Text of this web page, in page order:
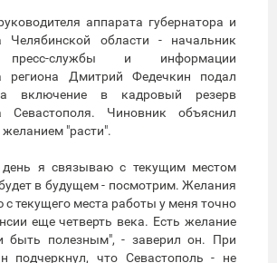
аппарата губернатора и
Челябинской области - начальник
пресс-службы и информации
региона Дмитрий Федечкин подал
включение в кадровый резерв
Севастополя. Чиновник объяснил
"расти".
день я связываю с текущим местом
в будущем - посмотрим. Желания
с текущего места работы у меня точно
еще четверть века. Есть желание
быть полезным", - заверил он. При
подчеркнул, что Севастополь - не